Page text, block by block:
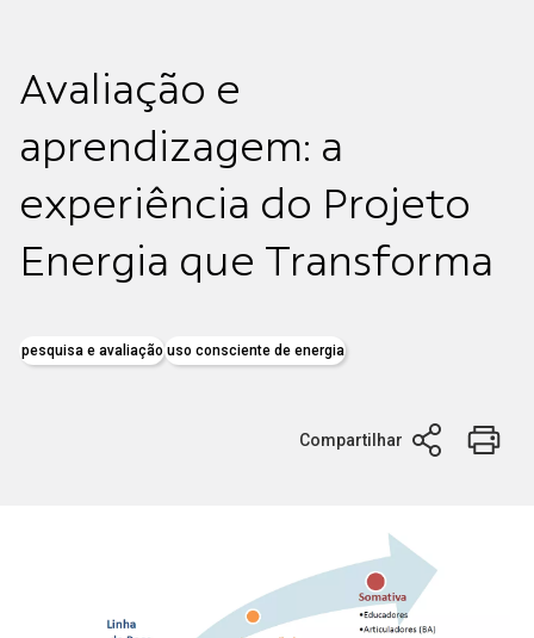
Avaliação e
aprendizagem: a
experiência do Projeto
Energia que Transforma
pesquisa e avaliação uso consciente de energia
Compartilhar